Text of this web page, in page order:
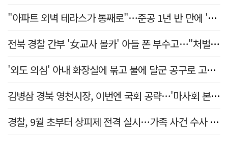
"아파트 외벽 테라스가 통째로"…준공 1년 반 만에 '아찔 사고'
전북 경찰 간부 '女교사 몰카' 아들 폰 부수고…"처벌 못하는 사안" 내부망에 글
'외도 의심' 아내 화장실에 묶고 불에 달군 공구로 고문…남편 검거
김병삼 경북 영천시장, 이번엔 국회 공략…'마사회 본사 이전·광역교통망 확충' 요청
경찰, 9월 초부터 상피제 전격 실시…가족 사건 수사 못해